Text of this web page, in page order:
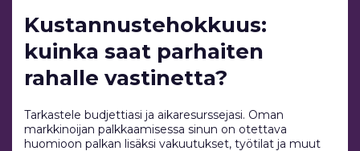
Kustannustehokkuus:
kuinka saat parhaiten
rahalle vastinetta?
Tarkastele budjettiasi ja aikaresurssejasi. Oman
markkinoijan palkkaamisessa sinun on otettava
huomioon palkan lisäksi vakuutukset, työtilat ja muut